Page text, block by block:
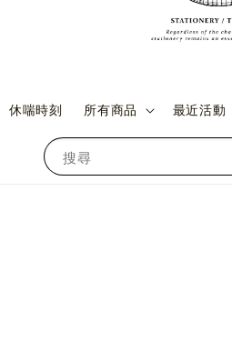
搜尋
休喘時刻 所有商品 最近活動